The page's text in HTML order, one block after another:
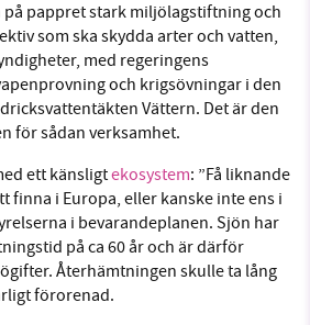
på pappret stark miljölagstiftning och
som ska skydda arter och vatten,
med regeringens
och krigsövningar i den
Vättern. Det är den
för sådan verksamhet.
ett känsligtekosystem: ”Få liknande
finna i Europa, eller kanske inte ens i
i bevarandeplanen. Sjön har
på ca 60 år och är därför
Återhämtningen skulle ta lång
förorenad.